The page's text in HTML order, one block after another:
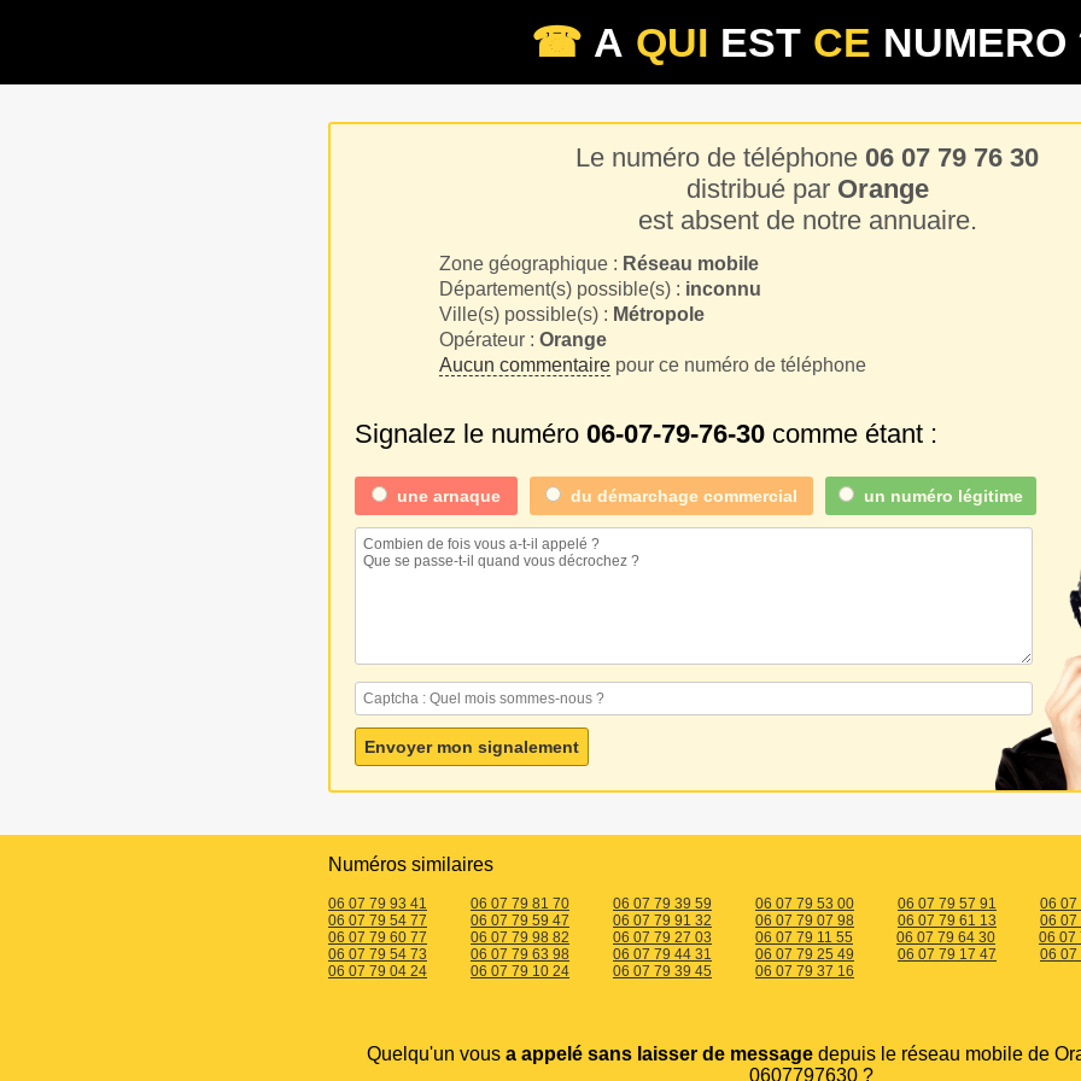
☎ A QUI EST CE NUMERO
Le numéro de téléphone 06 07 79 76 30
distribué par Orange
est absent de notre annuaire.
Zone géographique : Réseau mobile
Département(s) possible(s) : inconnu
Ville(s) possible(s) : Métropole
Opérateur : Orange
Aucun commentairepour ce numéro de téléphone
Signalez le numéro 06-07-79-76-30 comme étant :
une arnaque du démarchage commercial un numéro légitime
Numéros similaires
06 07 79 93 41 06 07 79 81 70 06 07 79 39 59 06 07 79 53 00 06 07 79 57 91
06 07
06 07 79 54 77
06 07 79 59 47 06 07 79 91 32 06 07 79 07 98 06 07 79 61 13
06 07
06 07 79 60 77
06 07 79 98 82 06 07 79 27 03 06 07 79 11 55 06 07 79 64 30
06 07
06 07 79 54 73
06 07 79 63 98 06 07 79 44 31 06 07 79 25 49 06 07 79 17 47
06 07
06 07 79 04 24
06 07 79 10 24 06 07 79 39 45 06 07 79 37 16
Quelqu'un vous a appelé sans laisser de message depuis le réseau mobile de
0607797630 ?